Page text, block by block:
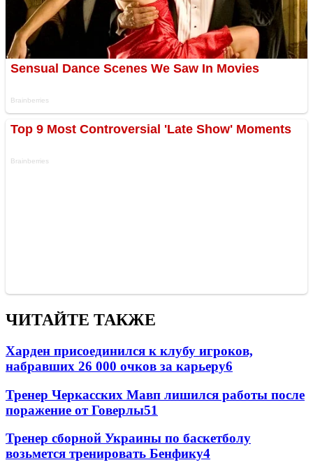
ЧИТАЙТЕ ТАКЖЕ
Харден присоединился к клубу игроков,
набравших 26 000 очков за карьеру6
Тренер Черкасских Мавп лишился работы после
поражение от Говерлы51
Тренер сборной Украины по баскетболу
возьмется тренировать Бенфику4